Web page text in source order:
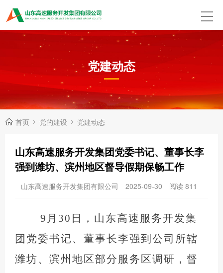
党建动态
首页 党的建设 党建动态
山东高速服务开发集团党委书记、董事长李
强到潍坊、滨州地区督导假期保畅工作
山东高速服务开发集团有限公司 2025-09-30 阅读 811
9月30日，山东高速服务开发集
团党委书记、董事长李强到公司所辖
潍坊、滨州地区部分服务区调研，督